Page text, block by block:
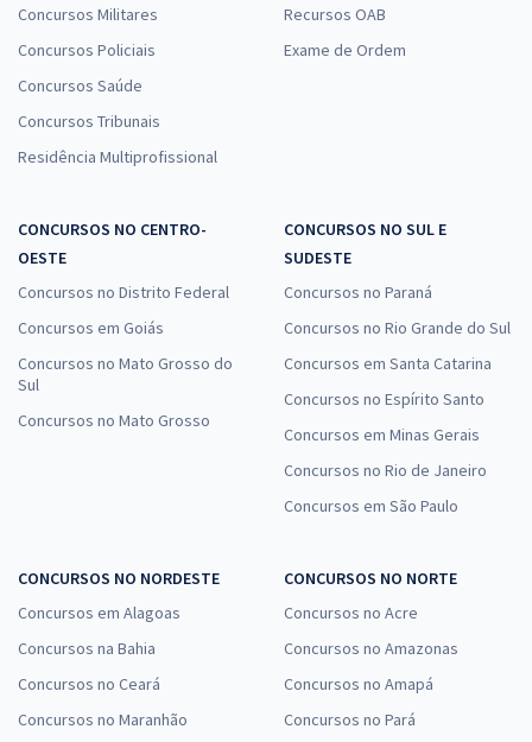
Concursos Militares
Concursos Policiais
Concursos Saúde
Concursos Tribunais
Residência Multiprofissional
Recursos OAB
Exame de Ordem
CONCURSOS NO CENTRO-
OESTE
Concursos no Distrito Federal
Concursos em Goiás
Concursos no Mato Grosso do
Sul
Concursos no Mato Grosso
CONCURSOS NO SUL E
SUDESTE
Concursos no Paraná
Concursos no Rio Grande do Sul
Concursos em Santa Catarina
Concursos no Espírito Santo
Concursos em Minas Gerais
Concursos no Rio de Janeiro
Concursos em São Paulo
CONCURSOS NO NORDESTE
Concursos em Alagoas
Concursos na Bahia
Concursos no Ceará
Concursos no Maranhão
CONCURSOS NO NORTE
Concursos no Acre
Concursos no Amazonas
Concursos no Amapá
Concursos no Pará